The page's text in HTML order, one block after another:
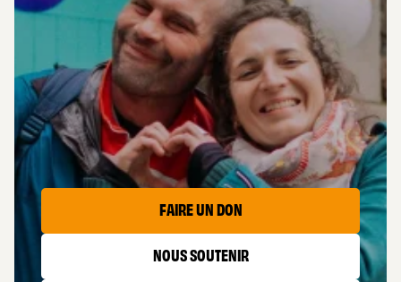
AIDER
LES CAPTIFS
FAIRE UN DON
NOUS SOUTENIR